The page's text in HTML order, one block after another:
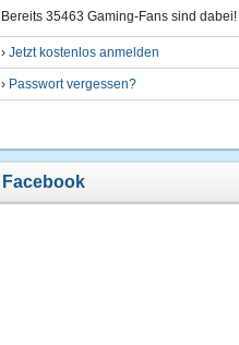
Bereits 35463 Gaming-Fans sind dabei!
› Jetzt kostenlos anmelden
› Passwort vergessen?
Facebook